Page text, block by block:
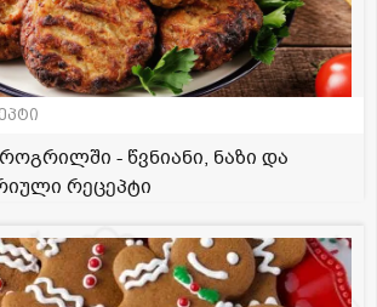
- წვნიანი, ნაზი და
რეცეპტი